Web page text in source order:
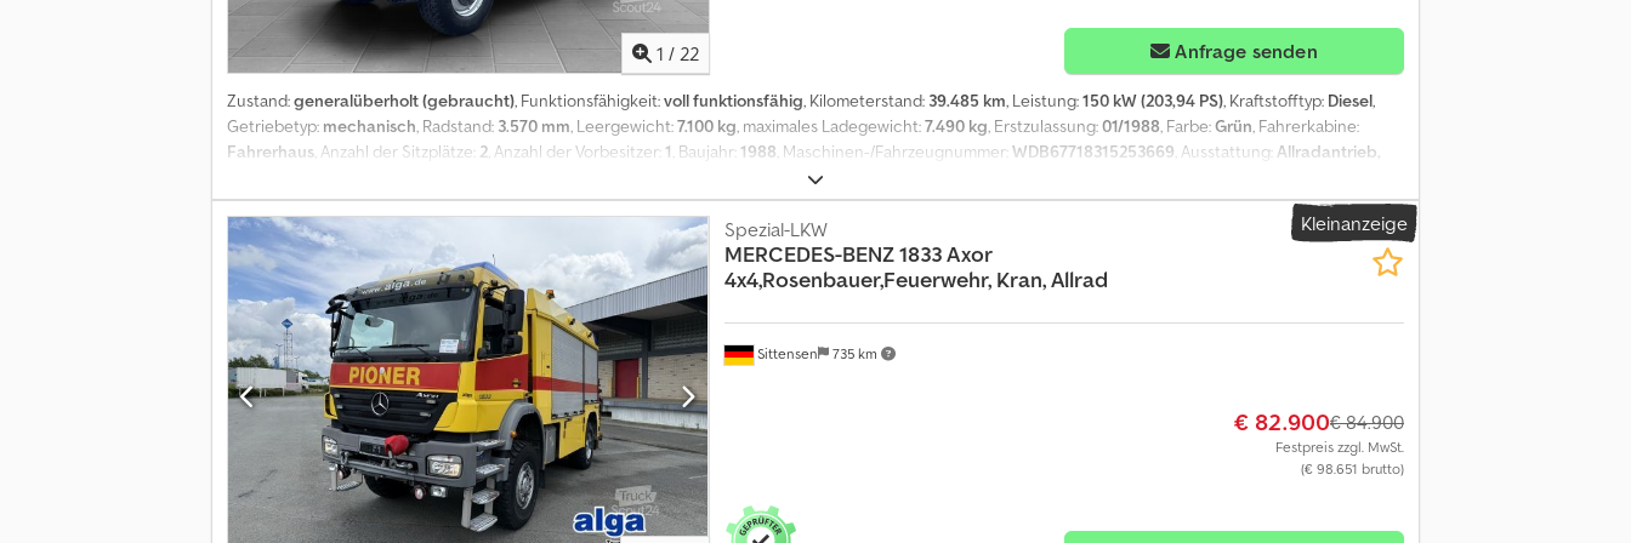
1 / 22 Anfrage senden
Zustand:generalüberholt (gebraucht), Funktionsfähigkeit:voll funktionsfähig, Kilometerstand: 39.485 km, Leistung:150 kW (203,94 PS), Kraftstofftyp: Diesel,
Getriebetyp: mechanisch, Radstand: 3.570 mm, Leergewicht:7.100 kg, maximales Ladegewicht:7.490 kg, Erstzulassung:01/1988, Farbe:Grün, Fahrerkabine:
Fahrerhaus, Anzahl der Sitzplätze: 2, Anzahl der Vorbesitzer:1, Baujahr:1988, Maschinen-/Fahrzeugnummer:WDB67718315253669, Ausstattung: Allradantrieb,
, Profitieren Sie von unserer 20-jährigen Automobilerfahrung. Fair und
transparent! - Gerne nehmen wir auch Ihr Fahrzeug in Zahlung - Angeboten wird ein Mercedes 1120 mit Kofferaufbau. Aktuelles Gewicht 7.490kg, kann bei
Bedarf aufgelastet werden. Fahrzeug ist fertiggestellt (ausser Ausbau, diesen bieten wir für das Fahrzeug gegen Aufpreis universell an) Crjdorq Iw Ropfx Aqpef
Inkl. Durchgang zum Fahrerhaus 670 x 850mm mit Schloss und Faltenbalg. Kabine ist federgelagert. Der Mercedes ist ein ehemaliges Kommunenfahrzeug, alle
Wartungen durchgeführt und unfallfrei. HU/AU neu. Allradantrieb, größere Bereifung, Untersetzungsgetriebe, 2 Sperren und 400L Dieseltank! Der Rahmen
wurde sandgestrahlt und alle Filter und Öle gewechselt. Vorbereitet für Doppelboden 10cm. Details: Kabinenmaße 5300mm x 2400mm x 2300mm LxBxH (50mm
PU Schaum) 2,2mm verstärktes Laminat PET Rahmen, wäremebrückenfrei Montagerahmen verzinkt, innenliegend Schutzprofile 80 x 80 x 5mm Fenster
Outbound mit Insektenschutz und Rollo Eingangstür 700 x 1850mm mit 3 Punkt verriegelung edelstahl LED Positionslichter
Frontscheinwerfer/Arbeitsscheinwerfer Sitze Orthopädisch Zwei Serviceklappen 1.000 x 700mm mit Schloß und Druckfeder Garagenabtrennung
Eingangspodest ausziehbar 1.300 x 600mm für Scherentreppe vorbereitet Heckträger mit Plattform für Motorrad und elektr. Winde + Halterung Ersatzrad
Dachgepäckträger Astabweiser zum Dachträger Unterfahrschutz Zwei Druckluftausläse Anschlüsse für Luftsitze etc. Falls Sie mehr Informationen oder Bilder
wünschen, schreiben Sie uns gerne an. Wir bauen für Sie um! Ob Komplettausbauten, Klimaanlage, Luftfahrwerk, Bereifung oder Fahrzeugfolierungen, wir haben
für alle Umbauten die Lösung. Mit unserem großen Netzwerk von Händlern und Werkstätten suchen wir auch für Sie das passende Fahrzeug oder den
gewünschten Umbau. Profitieren auch Sie durch unsere jahrelange Erfahrung. Sprechen Sie uns gerne an! Selbstverständlich auch für Fahrzeuge, die Sie bei
uns nicht erworben haben. Finanzierung bis zu 150 Monate ohne Anzahlung möglich! Bis zu 2 Jahre Garantie! Fahrzeugstandort: von Eye Trade - Automotive &
Kleinanzeige
Sittensen 735 km
Spezial-LKW
MERCEDES-BENZ1833 Axor
4x4,Rosenbauer,Feuerwehr, Kran, Allrad
€ 82.900€ 84.900
Festpreis zzgl. MwSt.
(€ 98.651 brutto)